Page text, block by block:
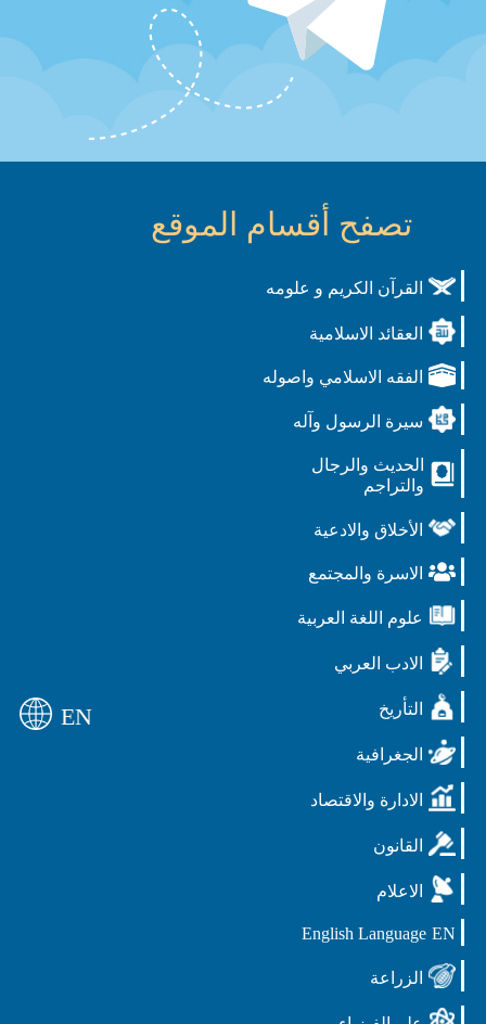
تصفح أقسام الموقع
القرآن الكريم و علومه
العقائد الاسلامية
الفقه الاسلامي واصوله
سيرة الرسول وآله
الحديث والرجال
والتراجم
الأخلاق والادعية
الاسرة والمجتمع
علوم اللغة العربية
الادب العربي
التأريخ
الجغرافية
الادارة والاقتصاد
القانون
الاعلام
EN
English Language
الزراعة
EN